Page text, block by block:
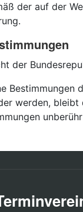
der auf der
der
Bestimmungen
werden, bleibt